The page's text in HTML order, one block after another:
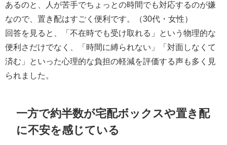
あるのと、人が苦手でちょっとの時間でも対応するのが嫌
なので、置き配はすごく便利です。（30代・女性）
回答を見ると、「不在時でも受け取れる」という物理的な
便利さだけでなく、「時間に縛られない」「対面しなくて
済む」といった心理的な負担の軽減を評価する声も多く見
られました。
一方で約半数が宅配ボックスや置き配
に不安を感じている